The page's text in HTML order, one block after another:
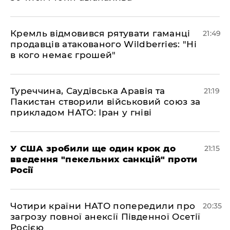
​Кремль відмовився рятувати гаманці
продавців атакованого Wildberries: "Ні
в кого немає грошей"
21:49
​Туреччина, Саудівська Аравія та
Пакистан створили військовий союз за
прикладом НАТО: Іран у гніві
21:19
​У США зробили ще один крок до
введення "пекельних санкцій" проти
Росії
21:15
​Чотири країни НАТО попередили про
загрозу повної анексії Південної Осетії
Росією
20:35